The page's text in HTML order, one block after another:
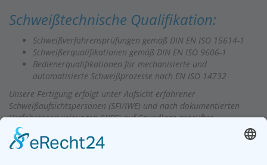
Schweißtechnische Qualifikation:
Schweißverfahrensprüfungen gemäß DIN EN ISO 15614-1
Schweißerqualifikationen gemäß DIN EN ISO 9606-1
Bedienerqualifikationen für mechanisierte und
automatisierte Schweißprozesse nach EN ISO 14732
Unsere Fertigung erfolgt unter Aufsicht erfahrener
Schweißaufsichtspersonen (SFI/IWE) und nach dokumentierten
Verfahrensanweisungen (WPS) auf Grundlage geprüfter
Verfahrensprüfungen (WPQR). Die lückenlose Qualitätssicherung
erfolgt durch kontinuierliche Prüf- und Dokumentationsprozesse.